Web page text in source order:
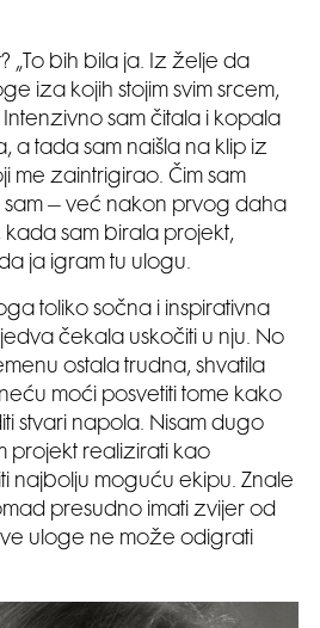
„To bih bila ja. Iz želje da
iza kojih stojim svim srcem,
Intenzivno sam čitala i kopala
a tada sam naišla na klip iz
me zaintrigirao. Čim sam
sam – već nakon prvog daha
kada sam birala projekt,
ja igram tu ulogu.
toliko sočna i inspirativna
čekala uskočiti u nju. No
ostala trudna, shvatila
moći posvetiti tome kako
stvari napola. Nisam dugo
projekt realizirati kao
najbolju moguću ekipu. Znale
presudno imati zvijer od
uloge ne može odigrati